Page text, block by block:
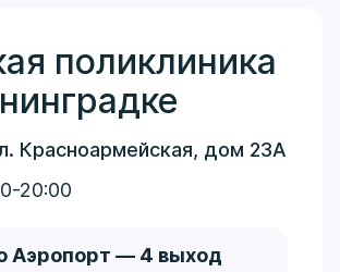
поликлиника
Красноармейская, дом 23А
20:00
Аэропорт — 4 выход